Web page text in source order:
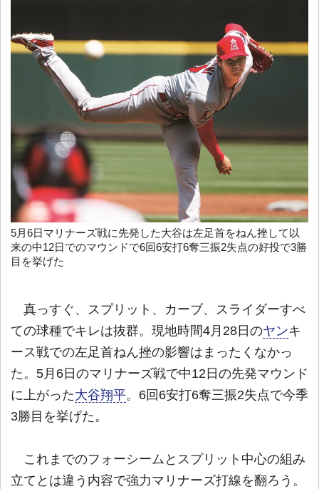
5月6日マリナーズ戦に先発した大谷は左足首をねん挫して以
来の中12日でのマウンドで6回6安打6奪三振2失点の好投で3勝
目を挙げた
真っすぐ、スプリット、カーブ、スライダーすべ
ての球種でキレは抜群。現地時間4月28日のヤンキ
ース戦での左足首ねん挫の影響はまったくなかっ
た。5月6日のマリナーズ戦で中12日の先発マウンド
に上がった大谷翔平。6回6安打6奪三振2失点で今季
3勝目を挙げた。
これまでのフォーシームとスプリット中心の組み
立てとは違う内容で強力マリナーズ打線を翻ろう。